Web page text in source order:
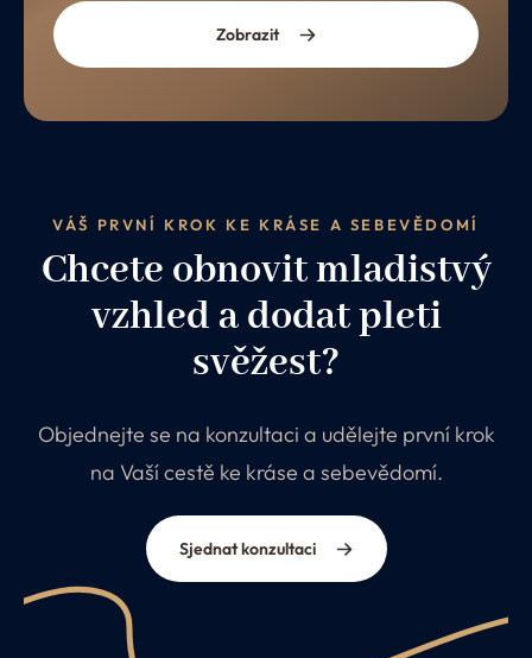
Zobrazit
VÁŠ PRVNÍ KROK KE KRÁSE A SEBEVĚDOMÍ
Chcete obnovit mladistvý
vzhled a dodat pleti
svěžest?
Objednejte se na konzultaci a udělejte první krok
na Vaší cestě ke kráse a sebevědomí.
Sjednat konzultaci